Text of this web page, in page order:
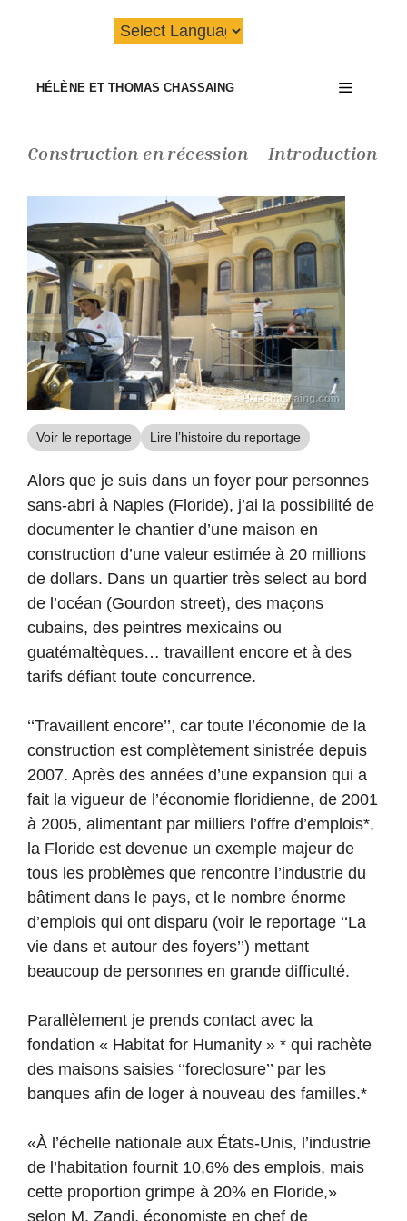
HÉLÈNE ET THOMAS CHASSAING Menu
Construction en récession – Introduction
Voir le reportage Lire l’histoire du reportage
Alors que je suis dans un foyer pour personnes
sans-abri à Naples (Floride), j’ai la possibilité de
documenter le chantier d’une maison en
construction d’une valeur estimée à 20 millions
de dollars. Dans un quartier très select au bord
de l’océan (Gourdon street), des maçons
cubains, des peintres mexicains ou
guatémaltèques… travaillent encore et à des
tarifs défiant toute concurrence.
‘‘Travaillent encore’’, car toute l’économie de la
construction est complètement sinistrée depuis
2007. Après des années d’une expansion qui a
fait la vigueur de l’économie floridienne, de 2001
à 2005, alimentant par milliers l’offre d’emplois*,
la Floride est devenue un exemple majeur de
tous les problèmes que rencontre l’industrie du
bâtiment dans le pays, et le nombre énorme
d’emplois qui ont disparu (voir le reportage ‘‘La
vie dans et autour des foyers’’) mettant
beaucoup de personnes en grande difficulté.
Parallèlement je prends contact avec la
fondation « Habitat for Humanity » * qui rachète
des maisons saisies ‘‘foreclosure’’ par les
banques afin de loger à nouveau des familles.*
«À l’échelle nationale aux États-Unis, l’industrie
de l’habitation fournit 10,6% des emplois, mais
cette proportion grimpe à 20% en Floride,»
selon M. Zandi, économiste en chef de